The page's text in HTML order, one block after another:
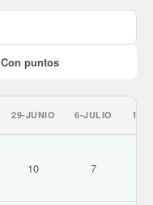
Con puntos
29-JUNIO 6-JULIO 13-
10 7